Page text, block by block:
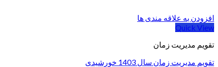
افزودن به علاقه مندی ها
Quick View
تقویم مدیریت زمان
تقویم مدیریت زمان سال 1403 خورشیدی